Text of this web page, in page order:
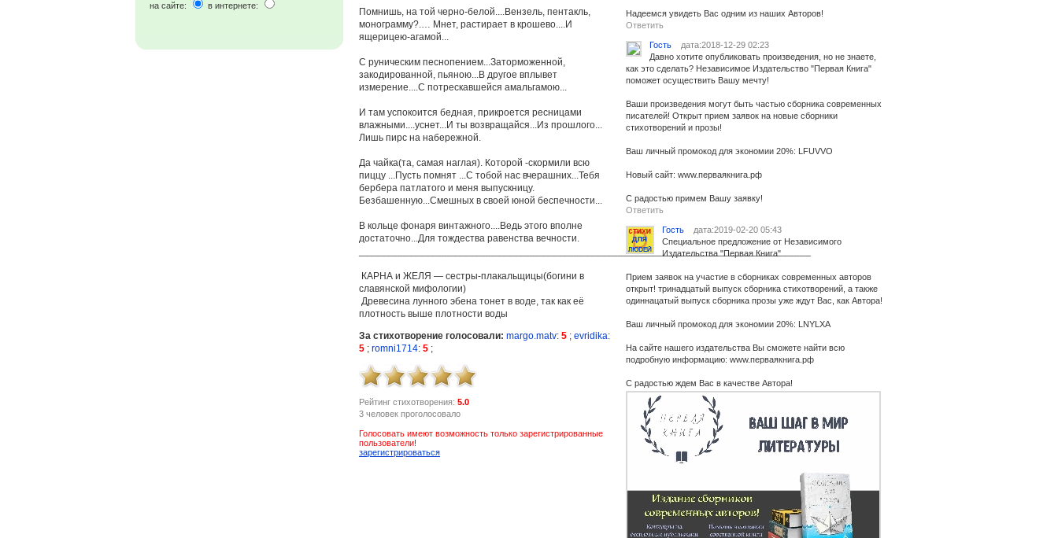
на сайте: в интернете:
Помнишь, на той черно-белой....Вензель, пентакль,
монограмму?.… Мнет, растирает в крошево....И
ящерицею-агамой...
С руническим песнопением...Заторможенной,
закодированной, пьяною...В другое вплывет
измерение....С потрескавшейся амальгамою...
И там успокоится бедная, прикроется ресницами
влажными....уснет...И ты возвращайся...Из прошлого...
Лишь пирс на набережной.
Да чайка(та, самая наглая). Которой -скормили всю
пиццу ...Пусть помнят ...С тобой нас вчерашних...Тебя
бербера патлатого и меня выпускницу.
Безбашенную...Смешных в своей юной беспечности...
В кольце фонаря винтажного....Ведь этого вполне
достаточно...Для тождества равенства вечности.
__________________________________________________________________________________
КАРНА и ЖЕЛЯ — сестры-плакальщицы(богини в
славянской мифологии)
Древесина лунного эбена тонет в воде, так как её
плотность выше плотности воды
За стихотворение голосовали: margo.matv: 5 ; evridika:
5 ; romni1714: 5 ;
Рейтинг стихотворения: 5.0
3 человек проголосовало
Голосовать имеют возможность только зарегистрированные
пользователи!
зарегистрироваться
Надеемся увидеть Вас одним из наших Авторов!
Ответить
Гость
дата:2018-12-29 02:23
Давно хотите опубликовать произведения, но не знаете,
как это сделать? Независимое Издательство "Первая Книга"
поможет осуществить Вашу мечту!
Ваши произведения могут быть частью сборника современных
писателей! Открыт прием заявок на новые сборники
стихотворений и прозы!
Ваш личный промокод для экономии 20%: LFUVVO
Новый сайт: www.перваякнига.рф
С радостью примем Вашу заявку!
Ответить
Гость
дата:2019-02-20 05:43
Специальное предложение от Независимого
Издательства "Первая Книга"
Прием заявок на участие в сборниках современных авторов
открыт! тринадцатый выпуск сборника стихотворений, а также
одиннацатый выпуск сборника прозы уже ждут Вас, как Автора!
Ваш личный промокод для экономии 20%: LNYLXA
На сайте нашего издательства Вы сможете найти всю
подробную информацию: www.перваякнига.рф
С радостью ждем Вас в качестве Автора!